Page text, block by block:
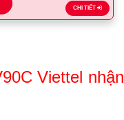
CHI TIẾT
Viettel nhận